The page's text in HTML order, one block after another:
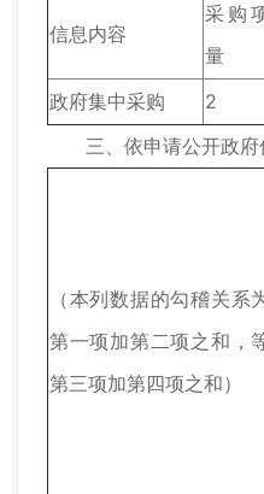
信息内容
采购
量
政府集中采购 2
三、依申请公开政府
（本列数据的勾稽关系
第一项加第二项之和，
第三项加第四项之和）